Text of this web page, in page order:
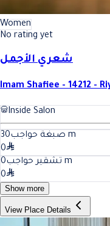
Women
No rating yet
شعري الأجمل
Imam Shafiee - 14212 -
Inside Salon
صبغة حواجب30
m
0
تشقير حواجب0
m
0
Show more
View Place Details